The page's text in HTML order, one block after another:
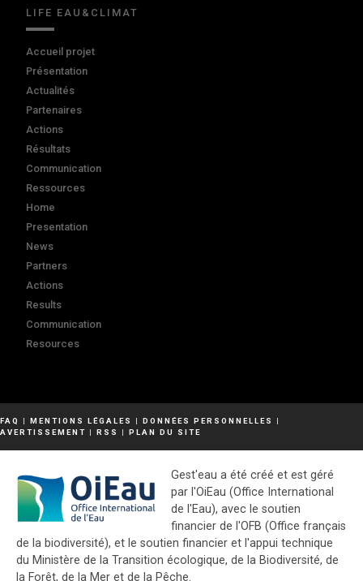
LIFE EAU&CLIMAT
Accueil projet
Présentation
Actualités
Partenaires
Actions
Résultats
Communication
Ressources
Home
Presentation
News
Partners
Actions
Results
Communication
Resources
FAQ | MENTIONS LÉGALES | DONNÉES PERSONNELLES
|
AVERTISSEMENT | RSS | PLAN DU SITE
Gest'eau a été créé et est géré
par l'OiEau (Office International
de l'Eau), avec le soutien
financier de l'OFB (Office français
de la biodiversité), et le soutien financier et l'appui technique
du Ministère de la Transition écologique, de la Biodiversité, de
la Forêt, de la Mer et de la Pêche.